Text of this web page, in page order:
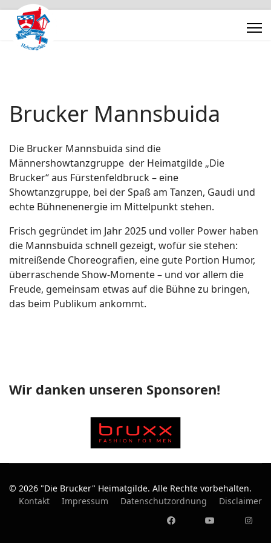
Brucker Mannsbuida
Die Brucker Mannsbuida sind die
Männershowtanzgruppe der Heimatgilde „Die
Brucker“ aus Fürstenfeldbruck – eine
Showtanzgruppe, bei der Spaß am Tanzen, Gaudi und
echte Bühnenenergie im Mittelpunkt stehen.
Frisch gegründet im Jahr 2025 und voller Power haben
die Mannsbuida schnell gezeigt, wofür sie stehen:
mitreißende Choreografien, eine gute Portion Humor,
überraschende Show-Momente – und vor allem die
Freude, gemeinsam etwas auf die Bühne zu bringen,
das beim Publikum ankommt.
Wir danken unseren Sponsoren!
© 2026 "Die Brucker" Heimatgilde. Alle Rechte vorbehalten.
Kontakt
Impressum Datenschutzordnung Disclaimer